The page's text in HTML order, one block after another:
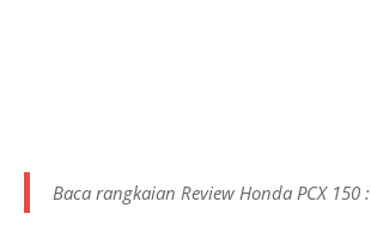
Baca rangkaian Review Honda PCX 150 :